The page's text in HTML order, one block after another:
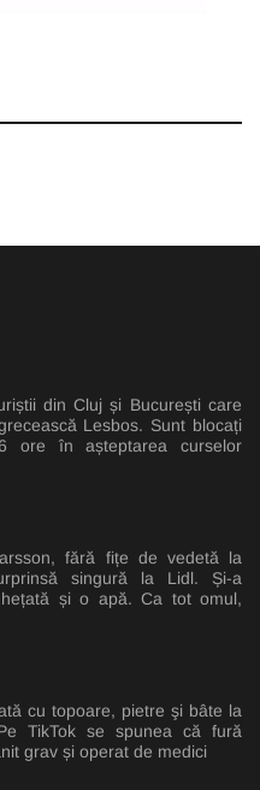
din Cluj și București care
Lesbos. Sunt blocați
ore în așteptarea curselor
fără fițe de vedetă la
singură la Lidl. Și-a
și o apă. Ca tot omul,
cu topoare, pietre şi bâte la
TikTok se spunea că fură
grav și operat de medici